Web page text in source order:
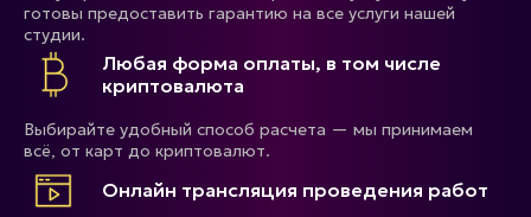
готовы предоставить гарантию на все услуги нашей
студии.
Любая форма оплаты, в том числе
криптовалюта
Выбирайте удобный способ расчета — мы принимаем
всё, от карт до криптовалют.
Онлайн трансляция проведения работ